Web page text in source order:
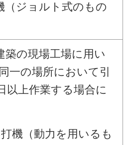
（ジョルト式のもの
築の現場工場に用い
一の場所において引
以上作業する場合に
打機（動力を用いるも